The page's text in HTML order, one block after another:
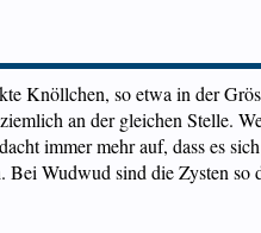
Knöllchen, so etwa in der
an der gleichen Stelle.
immer mehr auf, dass es
Wudwud sind die Zysten